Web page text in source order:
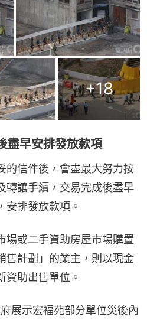
+18
盡早安排發放款項
的信件後，會盡最大努力按
轉讓手續，交易完成後盡早
安排發放款項。
場或二手資助房屋市場購置
售計劃」的業主，則以現金
資助出售單位。
示宏福苑部分單位災後內